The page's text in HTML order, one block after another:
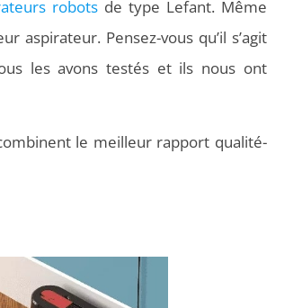
robots de type Lefant. Même
aspirateur. Pensez-vous qu’il s’agit
les avons testés et ils nous ont
le meilleur rapport qualité-